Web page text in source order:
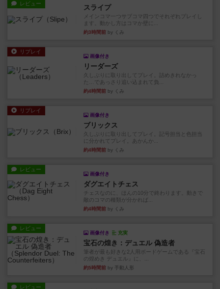
レビュー スライプ
メインコマ一つサブコマ四つでそれぞれプレイし
ます。動かし方はコマか壁に...
約3時間前 by くみ
リプレイ
画像付き
リーダーズ
久しぶりに取り出してプレイ。詰めきれなかっ
た…であっさり追い込まれて負...
約4時間前 by くみ
リプレイ
画像付き
ブリックス
久しぶりに取り出してプレイ。記号担当と色担当
に分かれてプレイ。あかんか...
約4時間前 by くみ
レビュー
画像付き
ダグエイトチェス
チェスなのに、ほんの10分で終わります。動きで
敵のコマの種類が分かれば...
約4時間前 by くみ
レビュー
画像付き 充実
宝石の煌き：デュエル 偽造者
筆者が最も好きな2人用ボードゲームである『宝石
の煌めき デュエル』に、...
約5時間前 by 手動人形
レビュー